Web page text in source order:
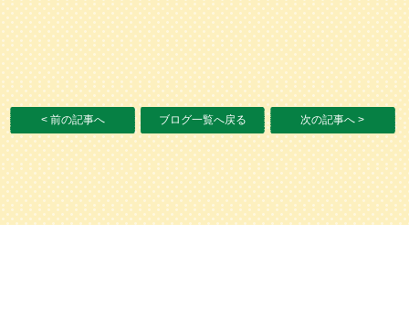
< 前の記事へ ブログ一覧へ戻る 次の記事へ >